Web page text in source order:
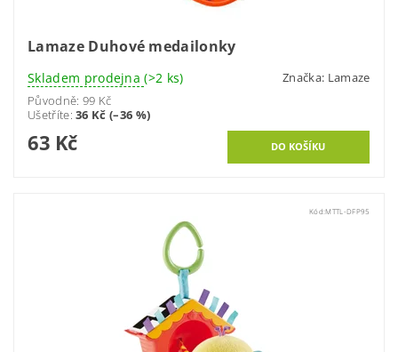
Lamaze Duhové medailonky
Skladem prodejna(>2 ks) Značka: Lamaze
Původně: 99 Kč
Ušetříte:36 Kč (–36 %)
63 Kč
Kód:MTTL-DFP95